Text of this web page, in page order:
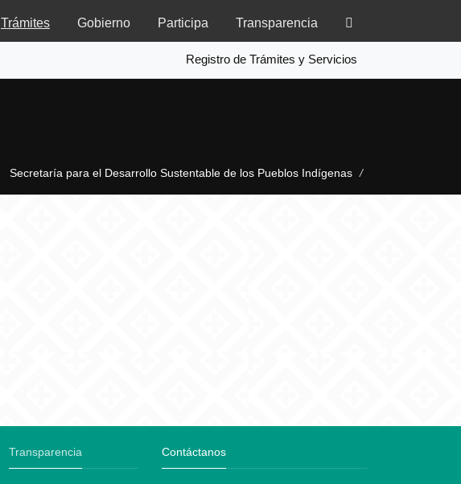
Trámites Gobierno Participa Transparencia
Registro de Trámites y Servicios
Secretaría para el Desarrollo Sustentable de los Pueblos Indígenas /
Transparencia Contáctanos